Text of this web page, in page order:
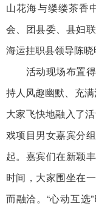
山花海与缕缕茶香
会、团县委、县妇
海运挂职县领导陈晓
活动现场布置得
持人风趣幽默、充
大家飞快地融入了
戏项目男女嘉宾分
起。嘉宾们在新颖
时间，大家围坐在
而融洽。“心动互选